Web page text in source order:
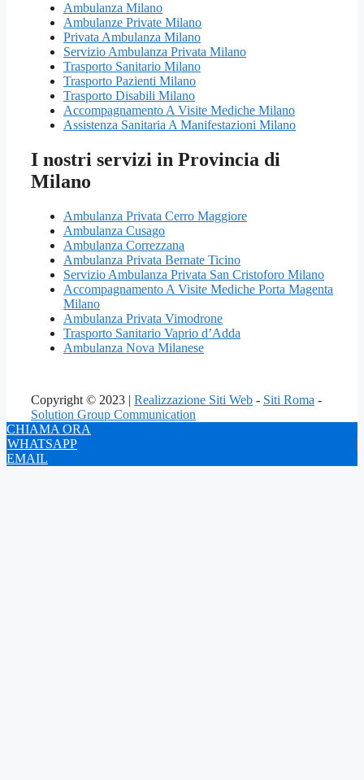
Ambulanza Milano
Ambulanze Private Milano
Privata Ambulanza Milano
Servizio Ambulanza Privata Milano
Trasporto Sanitario Milano
Trasporto Pazienti Milano
Trasporto Disabili Milano
Accompagnamento A Visite Mediche Milano
Assistenza Sanitaria A Manifestazioni Milano
I nostri servizi in Provincia di
Milano
Ambulanza Privata Cerro Maggiore
Ambulanza Cusago
Ambulanza Correzzana
Ambulanza Privata Bernate Ticino
Servizio Ambulanza Privata San Cristoforo Milano
Accompagnamento A Visite Mediche Porta Magenta
Milano
Ambulanza Privata Vimodrone
Trasporto Sanitario Vaprio d’Adda
Ambulanza Nova Milanese
Copyright © 2023 | Realizzazione Siti Web - Siti Roma -
Solution Group Communication
CHIAMA ORA
WHATSAPP
EMAIL